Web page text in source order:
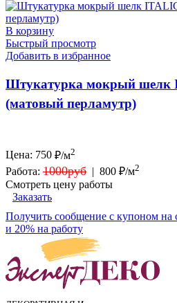
В корзину
Быстрый просмотр
Добавить в избранное
Штукатурка мокрый шелк
(матовый перламутр)
Цена: 750 ₽/м2
Работа: 1000руб | 800 ₽/м2
Смотреть цену работы
Заказать
Получить сообщение с купоном на
и 20% на работу